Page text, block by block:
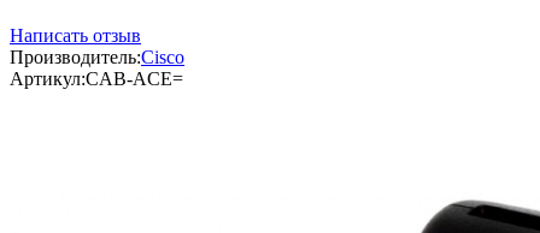
Написать отзыв
Производитель:Cisco
Артикул:CAB-ACE=